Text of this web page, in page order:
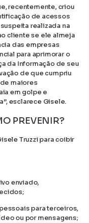
recentemente, criou
de acessos
realizada na
cliente se ele almeja
das empresas
para aprimorar o
da Informação de seu
de que cumpriu
maiores
em golpe e
esclarece Gisele.
PREVENIR?
Truzzi para coibir
enviado,
para terceiros,
ou por mensagens;